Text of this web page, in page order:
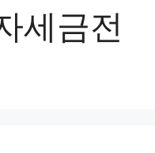
세금전